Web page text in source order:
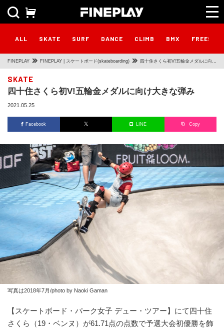
ALL SKATE SURF DANCE CLIMB BMX
FINEPLAY FINEPLAY | スケートボード(skateboarding) 四十住さくら初V!五輪金メダルに向け
SKATE
四十住さくら初V!五輪金メダルに向け大きな弾み
2021.05.25
Facebook LINE Copy
写真は2018年7月/photo by Naoki Gaman
【スケートボード・パーク女子 デュー・ツアー】にて四十住
さくら（19・ベンヌ）が61.71点の点数で予選大会初優勝を飾